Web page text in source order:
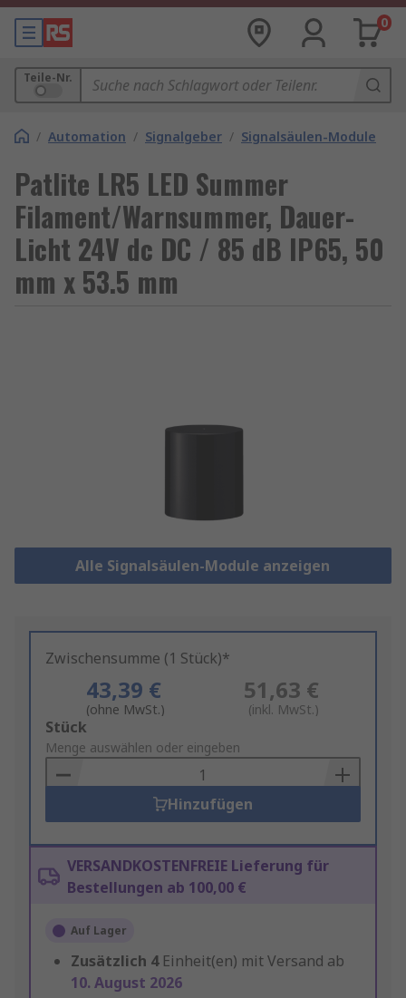
0
Teile-Nr.
/ Automation / Signalgeber / Signalsäulen-Module
Patlite LR5 LED Summer
Filament/Warnsummer, Dauer-
Licht 24V dc DC / 85 dB IP65, 50
mm x 53.5 mm
Alle Signalsäulen-Module anzeigen
Zwischensumme (1 Stück)*
43,39 €
(ohne MwSt.)
51,63 €
(inkl. MwSt.)
Add
to
Basket
Stück
Menge auswählen oder eingeben
Hinzufügen
VERSANDKOSTENFREIE Lieferung für
Bestellungen ab 100,00 €
Auf Lager
Zusätzlich 4 Einheit(en) mit Versand ab
10. August 2026